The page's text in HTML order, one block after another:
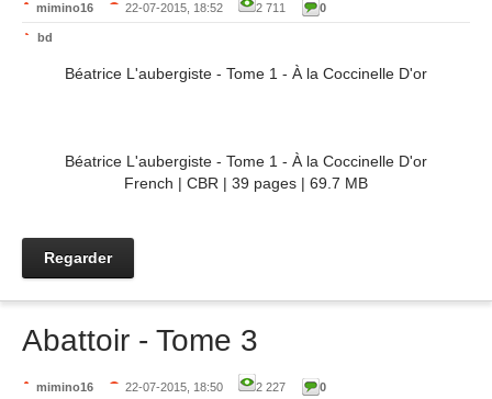
mimino16 22-07-2015, 18:52 2 711 0
bd
Béatrice L'aubergiste - Tome 1 - À la Coccinelle D'or
Béatrice L'aubergiste - Tome 1 - À la Coccinelle D'or
French | CBR | 39 pages | 69.7 MB
Regarder
Abattoir - Tome 3
mimino16 22-07-2015, 18:50 2 227 0